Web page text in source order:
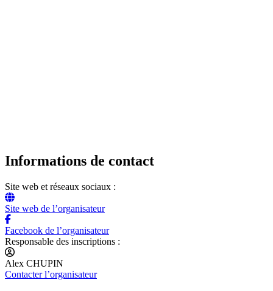
Informations de contact
Site web et réseaux sociaux :
Site web de l’organisateur
Facebook de l’organisateur
Responsable des inscriptions :
Alex CHUPIN
Contacter l’organisateur